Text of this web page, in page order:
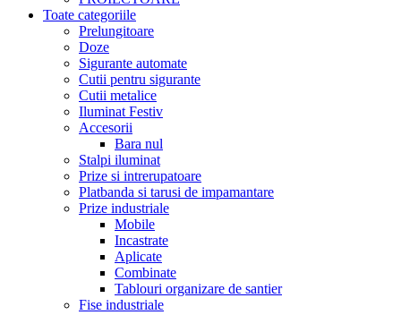
Toate categoriile
Prelungitoare
Doze
Sigurante automate
Cutii pentru sigurante
Cutii metalice
Iluminat Festiv
Accesorii
Bara nul
Stalpi iluminat
Prize si intrerupatoare
Platbanda si tarusi de impamantare
Prize industriale
Mobile
Incastrate
Aplicate
Combinate
Tablouri organizare de santier
Fise industriale